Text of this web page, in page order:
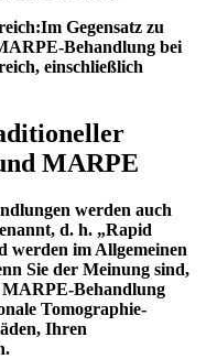
Im Gegensatz zu
Behandlung bei
einschließlich
MARPE
werden auch
d. h. „Rapid
werden im Allgemeinen
Sie der Meinung sind,
MARPE-Behandlung
Tomographie-
Ihren